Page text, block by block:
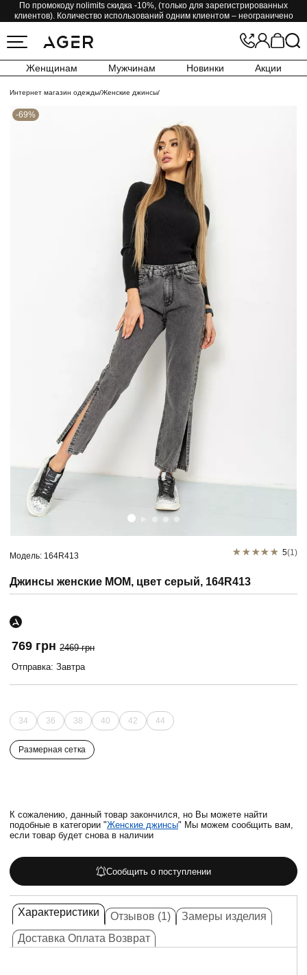
По промокоду nolimits скидка -10%, (только для зарегистрированных
клиентов). Количество использований одним клиентом – неограничено
Женщинам Мужчинам Новинки Акции
Интернет магазин одежды/Женские джинсы/
-69%
Модель: 164R413 5(1)
Джинсы женские MOM, цвет серый, 164R413
769 грн 2469 грн
Отправка: Завтра
34 36 38 40 42 44
Размерная сетка
К сожалению, данный товар закончился, но Вы можете найти
подобные в категории "Женские джинсы" Мы можем сообщить вам,
если товар будет снова в наличии
Сообщить о поступлении
Характеристики Отзывов (1)
Замеры изделия
Доставка Оплата Возврат